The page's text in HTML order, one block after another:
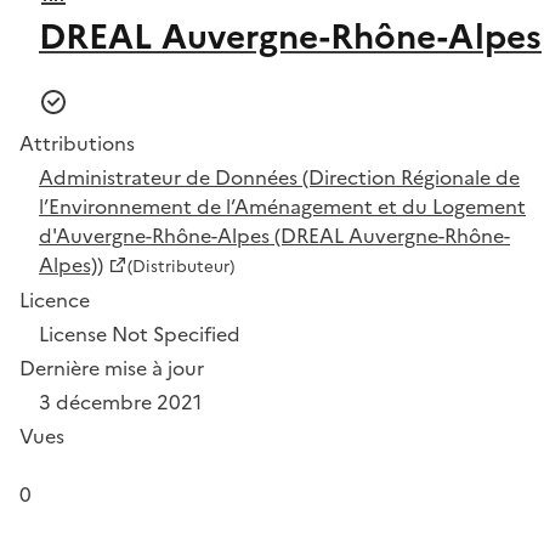
DREAL Auvergne-Rhône-Alpes
Attributions
Administrateur de Données (Direction Régionale de
l’Environnement de l’Aménagement et du Logement
d'Auvergne-Rhône-Alpes (DREAL Auvergne-Rhône-
Alpes))
(Distributeur)
Licence
License Not Specified
Dernière mise à jour
3 décembre 2021
Vues
0